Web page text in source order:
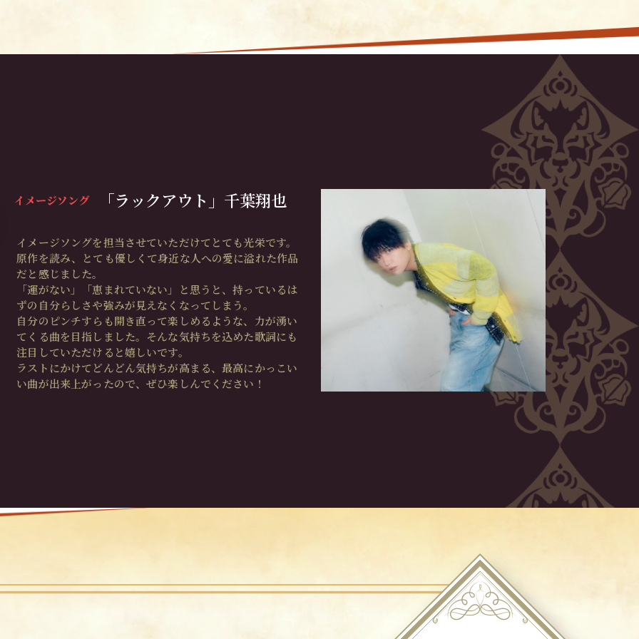
イメージソング 「ラックアウト」千葉翔也
イメージソングを担当させていただけてとても光栄です。
原作を読み、とても優しくて身近な人への愛に溢れた作品
だと感じました。
「運がない」「恵まれていない」と思うと、持っているは
ずの自分らしさや強みが見えなくなってしまう。
自分のピンチすらも開き直って楽しめるような、力が湧い
てくる曲を目指しました。そんな気持ちを込めた歌詞にも
注目していただけると嬉しいです。
ラストにかけてどんどん気持ちが高まる、最高にかっこい
い曲が出来上がったので、ぜひ楽しんでください！